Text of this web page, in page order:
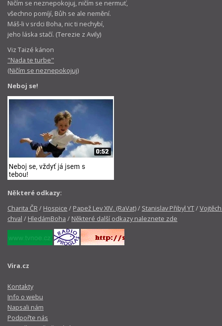
Ničím se neznepokojuj, ničím se nermuť,
všechno pomíjí, Bůh se ale nemění.
Máš-li v srdci Boha, nic ti nechybí,
jeho láska stačí. (Terezie z Avily)
Viz Taizé kánon
"Nada te turbe"
(Ničím se neznepokojuj)
Neboj se!
Některé odkazy:
Charita ČR/ Hospice / Papež Lev XIV. (RaVat)/ Stanislav Přibyl YT/
chval / HledámBoha / Některé další odkazy naleznete zde
Vira.cz
Kontakty
Info o webu
Napsali nám
Podpořte nás